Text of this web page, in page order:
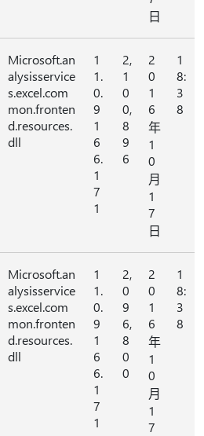
日
Microsoft.an
alysisservice
s.excel.com
mon.fronten
d.resources.
dll
1
1.
0.
9
1
6
6.
1
7
1
2,
1
0
0,
8
9
6
2
0
1
6
年
1
0
月
1
7
日
1
8:
3
8
Microsoft.an
alysisservice
s.excel.com
mon.fronten
d.resources.
dll
1
1.
0.
9
1
6
6.
1
7
1
2,
0
9
6,
8
0
0
2
0
1
6
年
1
0
月
1
7
1
8:
3
8